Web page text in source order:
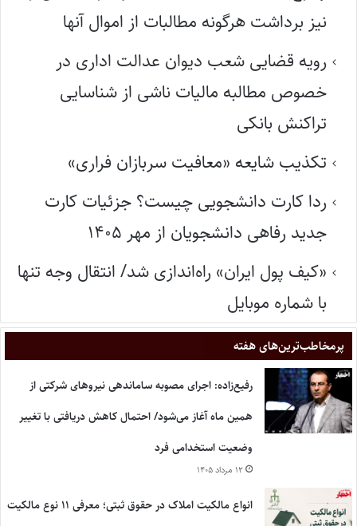
نیز برداشت هرگونه مطالبات از اموال آنها
رویه قضایی شعب دیوان عدالت اداری در
خصوص مطالبه مالیات ناشی از شناسایی
تراکنش بانکی
تکذیب شایعه «معافیت سربازان فراری»
ردا کارت دانشجویی چیست؟ جزئیات کارت
جدید رفاهی دانشجویان از مهر ۱۴۰۵
«کیف پول ایران» راه‌اندازی شد/ انتقال وجه تنها
با شماره موبایل
پر‌مخاطب‌ترین‌های هفته
رفیع‌زاده: اجرای مصوبه ساماندهی نیروهای شرکتی از
همین ماه آغاز می‌شود/ احتمال کاهش دریافتی با تغییر
وضعیت استخدامی فرد
۱۲ مرداد ۱۴۰۵
انواع مالکیت املاک در حقوق ثبتی؛ معرفی ۱۱ نوع مالکیت